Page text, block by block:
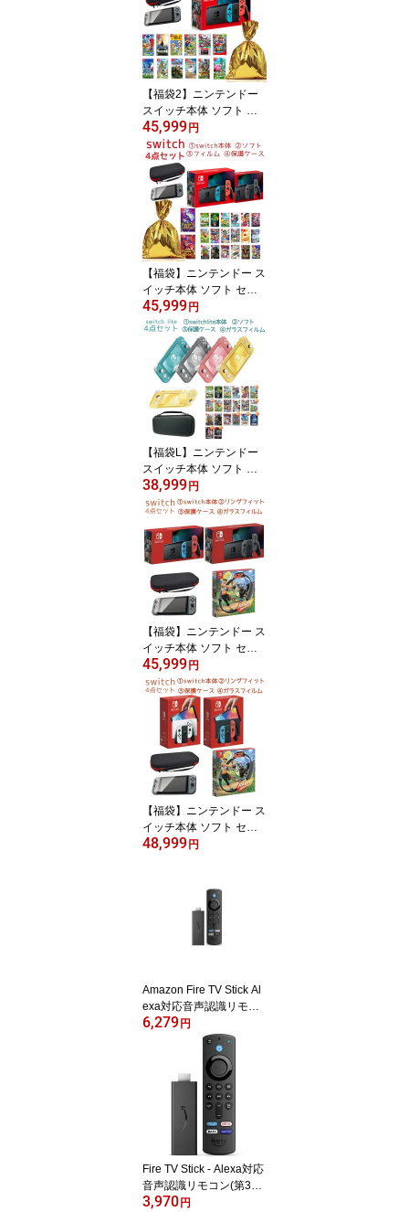
ターセット セット 送料
無料 クリスマス
【福袋2】ニンテンドー
スイッチ本体 ソフト セ
ット Nintendo Switch ク
リスマス プレゼント 選
べるソフト スペシャルス
ターターセット セット
送料無料 バッテリー持強
化版 クリスマス
45,999 円
【福袋】ニンテンドー ス
イッチ本体 ソフト セッ
ト Nintendo Switch プレ
ゼント 選べるソフト
スペシャルスターターセ
ット セット 送料無料 バ
ッテリー強化版 クリスマ
45,999 円
【福袋L】ニンテンドー
スイッチ本体 ソフト セ
ット Nintendo Switch lite
クリスマス プレゼント
選べるソフト スペシャル
スターター セット 送料
無料 クリスマス
38,999 円
【福袋】ニンテンドー ス
イッチ本体 ソフト セッ
ト Switch リングフィッ
ト アドベンチャー セッ
ト プレゼント 送料無料
バッテリー持続時間が長
くなった新モデル クリス
マス
45,999 円
【福袋】ニンテンドー ス
イッチ本体 ソフト セッ
ト Switch 有機EL モデル
ト ネオンブルー ネオン
レッド ホワイト 送料無
料 クリスマス
48,999 円
Amazon Fire TV Stick Al
exa対応音声認識リモコ
ン(第3世代)付属 | ストリ
ーミングメディアプレー
6,279 円
Fire TV Stick - Alexa対応
音声認識リモコン(第3世
代)付属 | ストリーミング
3,970 円